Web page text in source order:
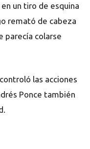
un tiro de esquina
remató de cabeza
parecía colarse
las acciones
Ponce también